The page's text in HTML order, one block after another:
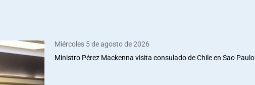
Miércoles 5 de agosto de 2026
Ministro Pérez Mackenna visita consulado de Chile en Sao Paulo